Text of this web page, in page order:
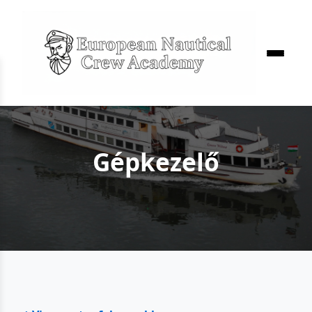
Gépkezelő